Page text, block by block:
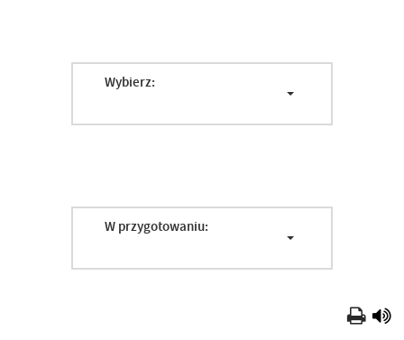
Wybierz:
W przygotowaniu: